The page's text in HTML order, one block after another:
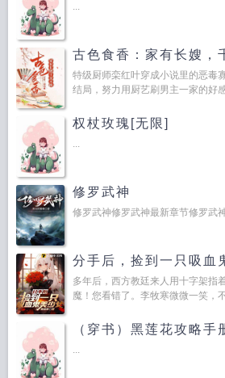
...
古色食香：家有长嫂，
特级厨师栾红叶穿成小说里的恶毒
结局，努力用厨艺刷男主一家的好
权杖玫瑰[无限]
...
修罗武神
修罗武神修罗武神最新章节修罗武
分手后，捡到一只吸血
多年后，西方教廷来人用十字架指
魔！您看错了。李牧寒微微一笑，
（穿书）黑莲花攻略手
...